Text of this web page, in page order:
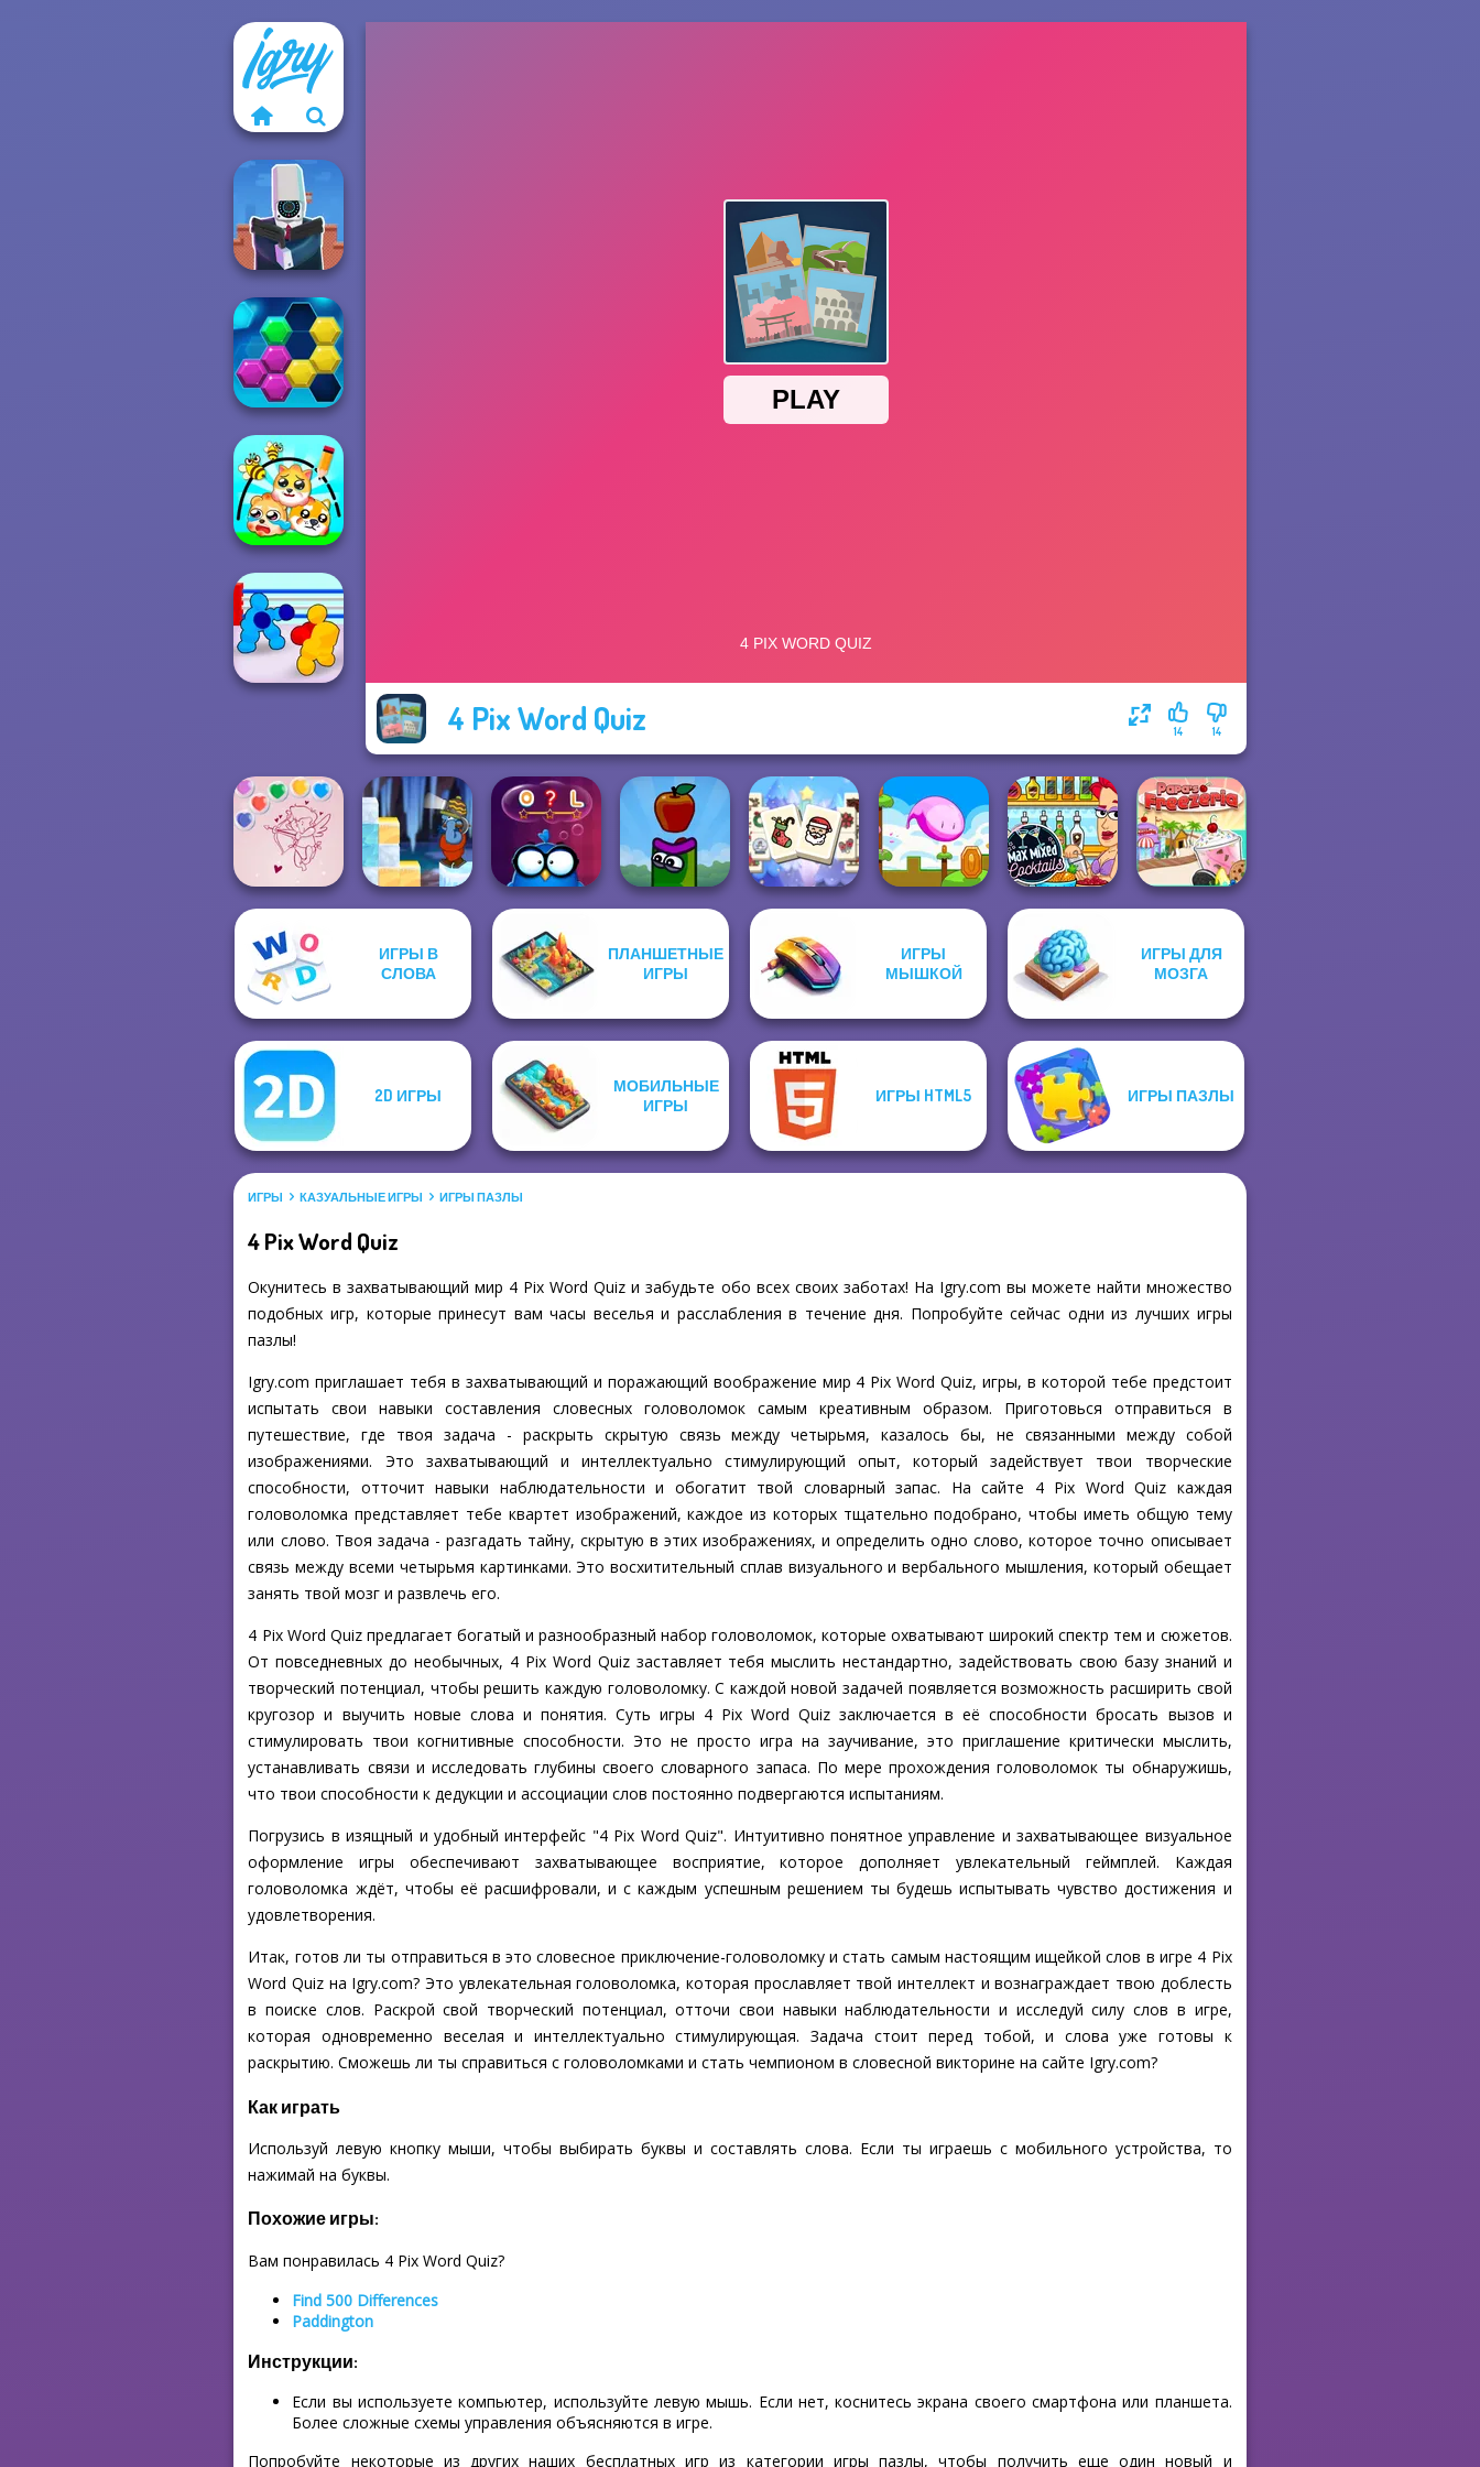
4 Pix Word Quiz 14
14
Cameraman vs
Toilets Puzzle
Puzzle Fever
Protect My Dog 3
Stars
Bubble Shooter
Valentine
Gold Strike Icy
Cave
Words with Owl Apple Worm
Mahjong
Christmas
Holiday
Mini Steps
Max Mixed
Cocktails
Papa's Freezeria
ИГРЫ В
СЛОВА
ПЛАНШЕТНЫЕ
ИГРЫ
ИГРЫ
МЫШКОЙ
ИГРЫ ДЛЯ
МОЗГА
2D ИГРЫ
МОБИЛЬНЫЕ
ИГРЫ
ИГРЫ HTML5 ИГРЫ ПАЗЛЫ
ИГРЫ КАЗУАЛЬНЫЕ ИГРЫ ИГРЫ ПАЗЛЫ
4 Pix Word Quiz
Окунитесь в захватывающий мир 4 Pix Word Quiz и забудьте обо всех своих заботах! На Igry.com вы можете найти множество
подобных игр, которые принесут вам часы веселья и расслабления в течение дня. Попробуйте сейчас одни из лучших игры
пазлы!
Igry.com приглашает тебя в захватывающий и поражающий воображение мир 4 Pix Word Quiz, игры, в которой тебе предстоит
испытать свои навыки составления словесных головоломок самым креативным образом. Приготовься отправиться в
путешествие, где твоя задача - раскрыть скрытую связь между четырьмя, казалось бы, не связанными между собой
изображениями. Это захватывающий и интеллектуально стимулирующий опыт, который задействует твои творческие
способности, отточит навыки наблюдательности и обогатит твой словарный запас. На сайте 4 Pix Word Quiz каждая
головоломка представляет тебе квартет изображений, каждое из которых тщательно подобрано, чтобы иметь общую тему
или слово. Твоя задача - разгадать тайну, скрытую в этих изображениях, и определить одно слово, которое точно описывает
связь между всеми четырьмя картинками. Это восхитительный сплав визуального и вербального мышления, который обещает
занять твой мозг и развлечь его.
4 Pix Word Quiz предлагает богатый и разнообразный набор головоломок, которые охватывают широкий спектр тем и сюжетов.
От повседневных до необычных, 4 Pix Word Quiz заставляет тебя мыслить нестандартно, задействовать свою базу знаний и
творческий потенциал, чтобы решить каждую головоломку. С каждой новой задачей появляется возможность расширить свой
кругозор и выучить новые слова и понятия. Суть игры 4 Pix Word Quiz заключается в её способности бросать вызов и
стимулировать твои когнитивные способности. Это не просто игра на заучивание, это приглашение критически мыслить,
устанавливать связи и исследовать глубины своего словарного запаса. По мере прохождения головоломок ты обнаружишь,
что твои способности к дедукции и ассоциации слов постоянно подвергаются испытаниям.
Погрузись в изящный и удобный интерфейс "4 Pix Word Quiz". Интуитивно понятное управление и захватывающее визуальное
оформление игры обеспечивают захватывающее восприятие, которое дополняет увлекательный геймплей. Каждая
головоломка ждёт, чтобы её расшифровали, и с каждым успешным решением ты будешь испытывать чувство достижения и
удовлетворения.
Итак, готов ли ты отправиться в это словесное приключение-головоломку и стать самым настоящим ищейкой слов в игре 4 Pix
Word Quiz на Igry.com? Это увлекательная головоломка, которая прославляет твой интеллект и вознаграждает твою доблесть
в поиске слов. Раскрой свой творческий потенциал, отточи свои навыки наблюдательности и исследуй силу слов в игре,
которая одновременно веселая и интеллектуально стимулирующая. Задача стоит перед тобой, и слова уже готовы к
раскрытию. Сможешь ли ты справиться с головоломками и стать чемпионом в словесной викторине на сайте Igry.com?
Как играть
Используй левую кнопку мыши, чтобы выбирать буквы и составлять слова. Если ты играешь с мобильного устройства, то
нажимай на буквы.
Похожие игры:
Вам понравилась 4 Pix Word Quiz?
Find 500 Differences
Paddington
Инструкции:
Если вы используете компьютер, используйте левую мышь. Если нет, коснитесь экрана своего смартфона или планшета.
Более сложные схемы управления объясняются в игре.
Попробуйте некоторые из других наших бесплатных игр из категории игры пазлы, чтобы получить еще один новый и